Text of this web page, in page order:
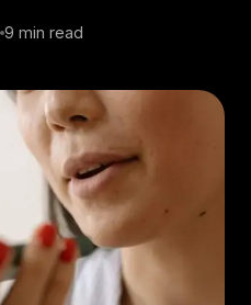
9 min read